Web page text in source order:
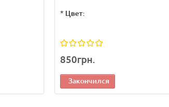
* Цвет:
850грн.
Закончился